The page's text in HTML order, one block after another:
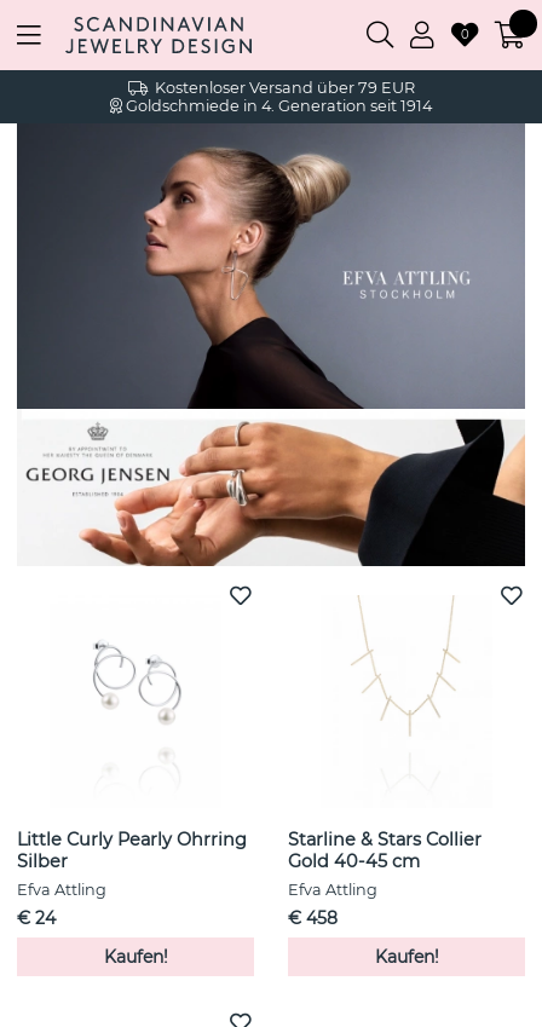
Kostenloser Versand über 79 EUR
Goldschmiede in 4. Generation seit 1914
0
Little Curly Pearly Ohrring
Silber
Efva Attling
€ 24
Kaufen!
Starline & Stars Collier
Gold 40-45 cm
Efva Attling
€ 458
Kaufen!